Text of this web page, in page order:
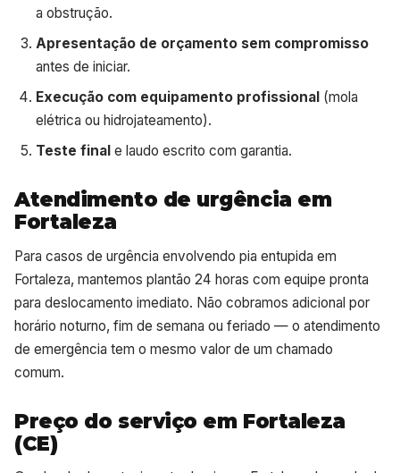
a obstrução.
Apresentação de orçamento sem compromisso
antes de iniciar.
Execução com equipamento profissional (mola
elétrica ou hidrojateamento).
Teste final e laudo escrito com garantia.
Atendimento de urgência em
Fortaleza
Para casos de urgência envolvendo pia entupida em
Fortaleza, mantemos plantão 24 horas com equipe pronta
para deslocamento imediato. Não cobramos adicional por
horário noturno, fim de semana ou feriado — o atendimento
de emergência tem o mesmo valor de um chamado
comum.
Preço do serviço em Fortaleza
(CE)